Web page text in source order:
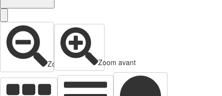
Zoom arrière Zoom avant